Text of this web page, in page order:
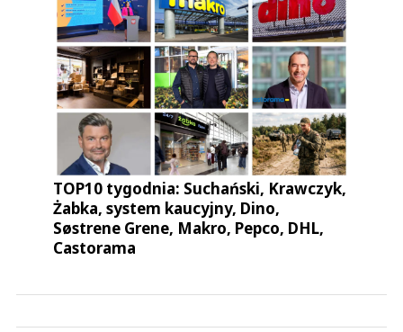
TOP10 tygodnia: Suchański, Krawczyk,
Żabka, system kaucyjny, Dino,
Søstrene Grene, Makro, Pepco, DHL,
Castorama